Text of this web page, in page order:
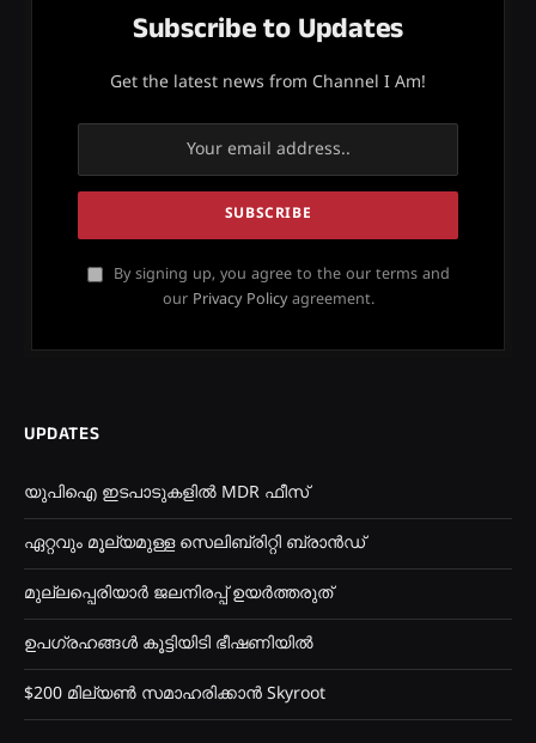
Subscribe to Updates
Get the latest news from Channel I Am!
By signing up, you agree to the our terms and
our Privacy Policyagreement.
UPDATES
യുപിഐ ഇടപാടുകളിൽ MDR ഫീസ്
ഏറ്റവും മൂല്യമുള്ള സെലിബ്രിറ്റി ബ്രാൻഡ്
മുല്ലപ്പെരിയാർ ജലനിരപ്പ് ഉയർത്തരുത്
ഉപഗ്രഹങ്ങൾ കൂട്ടിയിടി ഭീഷണിയിൽ
$200 മില്യൺ സമാഹരിക്കാൻ Skyroot